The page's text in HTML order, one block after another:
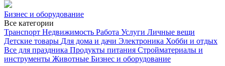
Бизнес и оборудование
Все категории
Транспорт Недвижимость Работа Услуги Личные вещи
Детские товары Для дома и дачи Электроника Хобби и отдых
Все для праздника Продукты питания Стройматериалы и
инструменты Животные Бизнес и оборудование